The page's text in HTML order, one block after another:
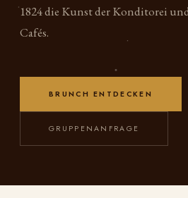
1824 die Kunst der Konditorei
Cafés.
BRUNCH ENTDECKEN
GRUPPENANFRAGE